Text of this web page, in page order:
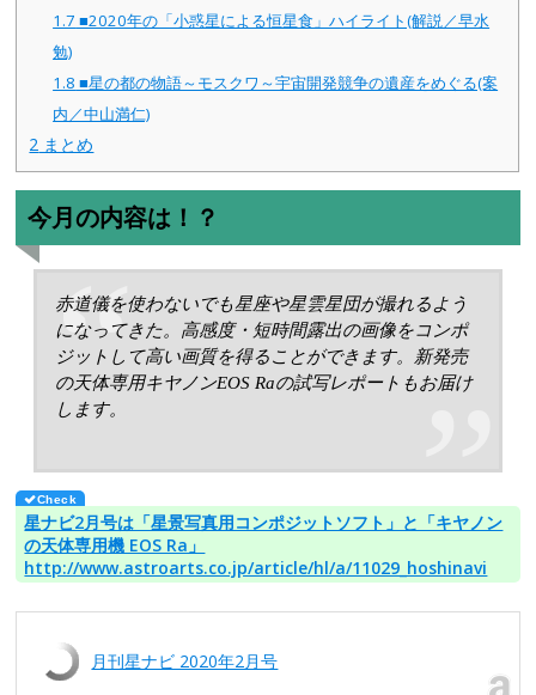
1.7 ■2020年の「小惑星による恒星食」ハイライト(解説／早水
勉)
1.8 ■星の都の物語～モスクワ～宇宙開発競争の遺産をめぐる(案
内／中山満仁)
2 まとめ
今月の内容は！？
赤道儀を使わないでも星座や星雲星団が撮れるよう
になってきた。高感度・短時間露出の画像をコンポ
ジットして高い画質を得ることができます。新発売
の天体専用キヤノンEOS Raの試写レポートもお届け
します。
星ナビ2月号は「星景写真用コンポジットソフト」と「キヤノン
の天体専用機 EOS Ra」
http://www.astroarts.co.jp/article/hl/a/11029_hoshinavi
月刊星ナビ 2020年2月号